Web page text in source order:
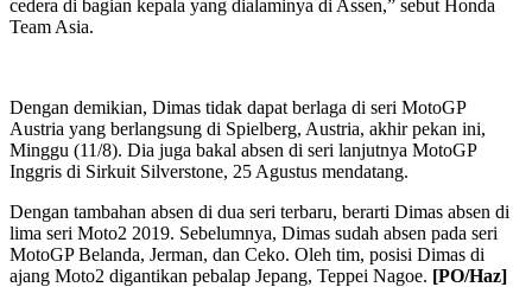
cedera di bagian kepala yang dialaminya di Assen,” sebut Honda
Team Asia.
Dengan demikian, Dimas tidak dapat berlaga di seri MotoGP
Austria yang berlangsung di Spielberg, Austria, akhir pekan ini,
Minggu (11/8). Dia juga bakal absen di seri lanjutnya MotoGP
Inggris di Sirkuit Silverstone, 25 Agustus mendatang.
Dengan tambahan absen di dua seri terbaru, berarti Dimas absen di
lima seri Moto2 2019. Sebelumnya, Dimas sudah absen pada seri
MotoGP Belanda, Jerman, dan Ceko. Oleh tim, posisi Dimas di
ajang Moto2 digantikan pebalap Jepang, Teppei Nagoe. [PO/Haz]